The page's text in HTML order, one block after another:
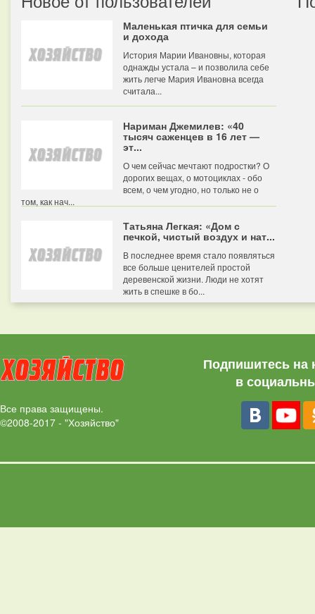
Маленькая птичка для семьи
и дохода
История Марии Ивановны, которая
однажды устала – и позволила себе
жить легче Мария Ивановна всегда
считала...
Нариман Джемилев: «40
тысяч саженцев в 16 лет —
эт...
О чем сейчас мечтают подростки? О
дорогих вещах, о мотоциклах - обо
всем, о чем угодно, но только не о
том, как нач...
Татьяна Легкая: «Дом с
печкой, чистый воздух и нат...
В последнее время стало появляться
все больше ценителей простой
деревенской жизни. Люди не хотят
жить в спешке в бо...
Все права защищены.
©2008-2017 - "Хозяйство"
Подпишитесь на
в